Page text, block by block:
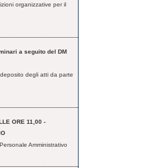
organizzative per il
a seguito del DM
degli atti da parte
ORE 11,00 -
Amministrativo